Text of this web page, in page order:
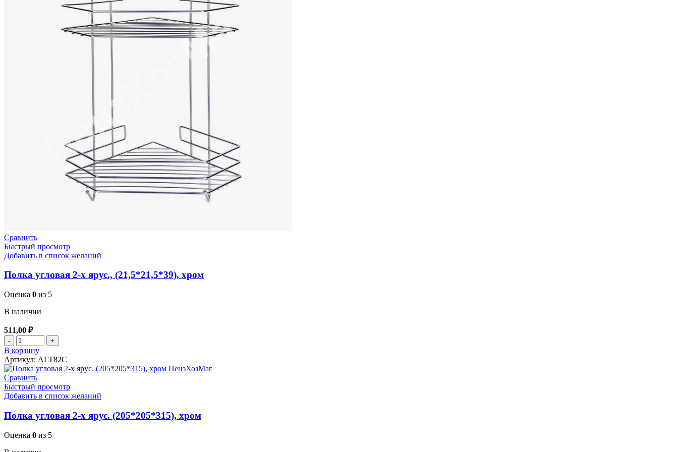
Сравнить
Быстрый просмотр
Добавить в список желаний
Полка угловая 2-х ярус., (21,5*21,5*39), хром
Оценка 0 из 5
В наличии
511,00 ₽
Количество товара Полка угловая 2-х ярус., (21,5*21,5*39), хром
В корзину
Артикул: ALT82C
Сравнить
Быстрый просмотр
Добавить в список желаний
Полка угловая 2-х ярус. (205*205*315), хром
Оценка 0 из 5